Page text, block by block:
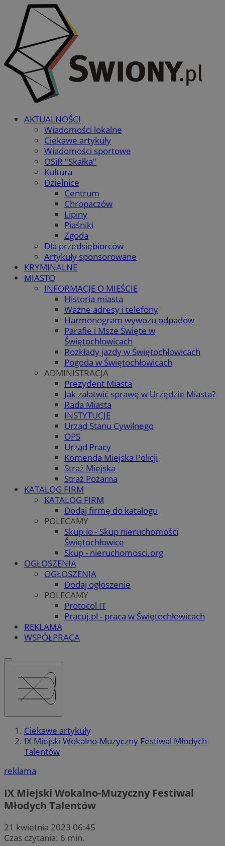
AKTUALNOŚCI
Wiadomości lokalne
Ciekawe artykuły
Wiadomości sportowe
OSiR "Skałka"
Kultura
Dzielnice
Centrum
Chropaczów
Lipiny
Piaśniki
Zgoda
Dla przedsiębiorców
Artykuły sponsorowane
KRYMINALNE
MIASTO
INFORMACJE O MIEŚCIE
Historia miasta
Ważne adresy i telefony
Harmonogram wywozu odpadów
Parafie i Msze Święte w
Świętochłowicach
Rozkłady jazdy w Świętochłowicach
Pogoda w Świętochłowicach
ADMINISTRACJA
Prezydent Miasta
Jak załatwić sprawę w Urzędzie Miasta?
Rada Miasta
INSTYTUCJE
Urząd Stanu Cywilnego
OPS
Urząd Pracy
Komenda Miejska Policji
Straż Miejska
Straż Pożarna
KATALOG FIRM
KATALOG FIRM
Dodaj firmę do katalogu
POLECAMY
Skup.io - Skup nieruchomości
Świętochłowice
Skup - nieruchomosci.org
OGŁOSZENIA
OGŁOSZENIA
Dodaj ogłoszenie
POLECAMY
Protocol IT
Pracuj.pl - praca w Świętochłowicach
REKLAMA
WSPÓŁPRACA
Ciekawe artykuły
IX Miejski Wokalno-Muzyczny Festiwal Młodych
Talentów
reklama
IX Miejski Wokalno-Muzyczny Festiwal
Młodych Talentów
21 kwietnia 2023 06:45
Czas czytania: 6 min.